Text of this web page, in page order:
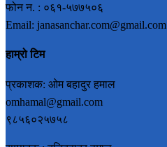
फोन न. : ०६१-५७७५०६
Email: janasanchar.com@gmail.com
हाम्रो टिम
प्रकाशक: ओम बहादुर हमाल
omhamal@gmail.com
९८५६०२५७५८